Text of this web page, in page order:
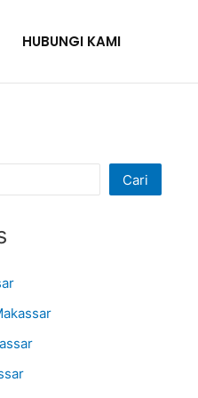
HUBUNGI KAMI
Cari